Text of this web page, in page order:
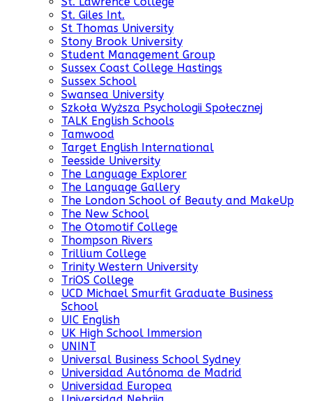
St. Giles Int.
St Thomas University
Stony Brook University
Student Management Group
Sussex Coast College Hastings
Sussex School
Swansea University
Szkoła Wyższa Psychologii Społecznej
TALK English Schools
Tamwood
Target English International
Teesside University
The Language Explorer
The Language Gallery
The London School of Beauty and MakeUp
The New School
The Otomotif College
Thompson Rivers
Trillium College
Trinity Western University
TriOS College
UCD Michael Smurfit Graduate Business
School
UIC English
UK High School Immersion
UNINT
Universal Business School Sydney
Universidad Autónoma de Madrid
Universidad Europea